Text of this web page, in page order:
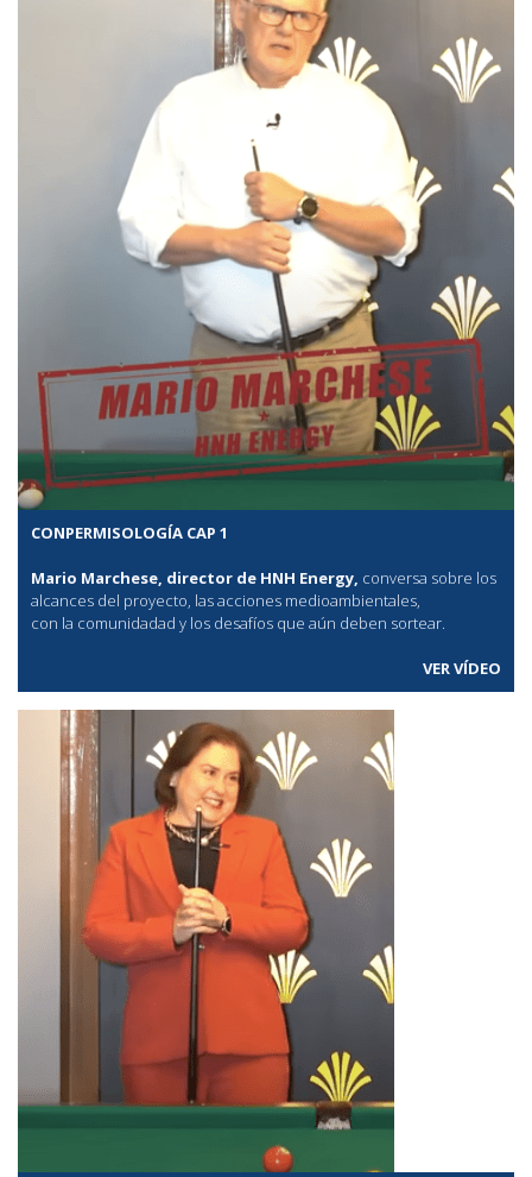
CONPERMISOLOGÍA CAP 1
Mario Marchese, director de HNH Energy, conversa sobre los
alcances del proyecto, las acciones medioambientales,
con la comunidadad y los desafíos que aún deben sortear.
VER VÍDEO